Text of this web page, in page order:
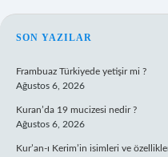
SIDEBAR
SON YAZILAR
Frambuaz Türkiyede yetişir mi ?
Ağustos 6, 2026
Kuran’da 19 mucizesi nedir ?
Ağustos 6, 2026
Kur’an-ı Kerim’in isimleri ve